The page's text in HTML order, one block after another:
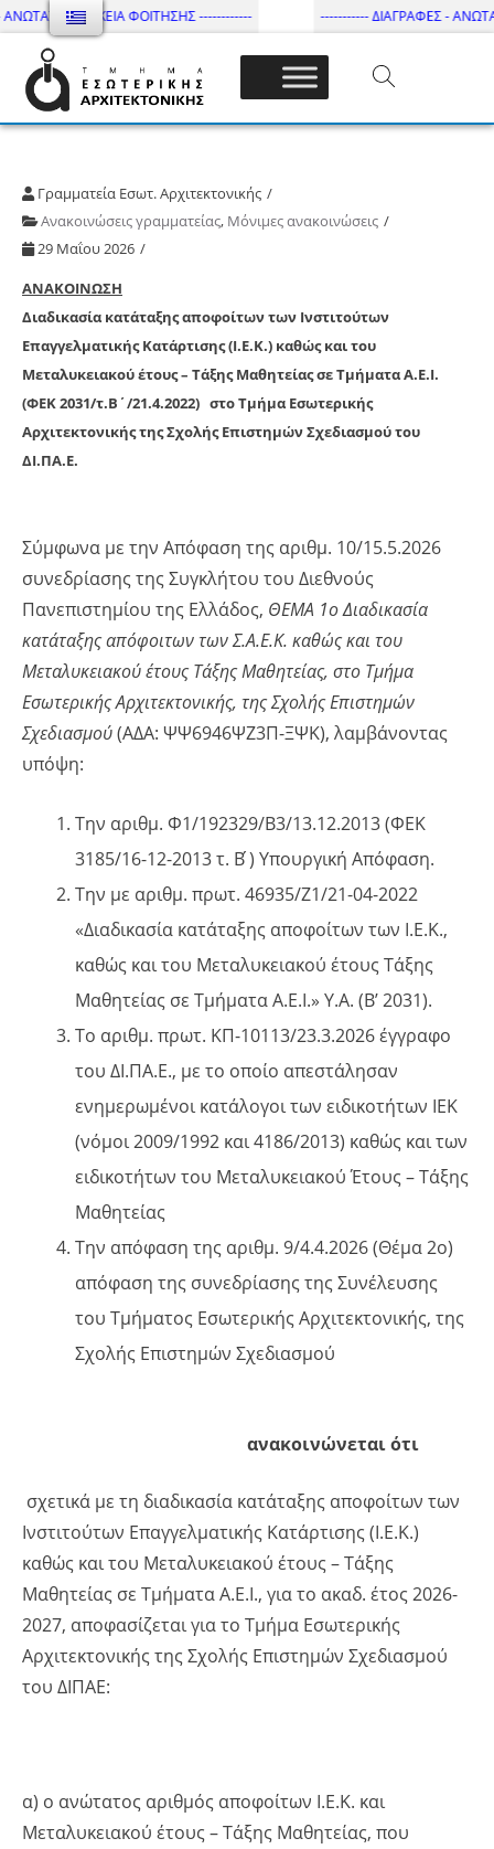
ΔΙΑΡΚΕΙΑ ΦΟΙΤΗΣΗΣ ------------ ----------- ΔΙΑΓΡΑΦΕΣ -
Τμήμα Εσωτ. Αρχιτεκτονικής – ΔΙ.ΠΑ.Ε
Γραμματεία Εσωτ. Αρχιτεκτονικής
Ανακοινώσεις γραμματείας, Μόνιμες ανακοινώσεις
29 Μαΐου 2026
ΑΝΑΚΟΙΝΩΣΗ
Διαδικασία κατάταξης αποφοίτων των Ινστιτούτων
Επαγγελματικής Κατάρτισης (Ι.Ε.Κ.) καθώς και του
Μεταλυκειακού έτους – Τάξης Μαθητείας σε Τμήματα Α.Ε.Ι.
(ΦΕΚ 2031/τ.Β΄/21.4.2022) στο Τμήμα Εσωτερικής
Αρχιτεκτονικής της Σχολής Επιστημών Σχεδιασμού του
ΔΙ.ΠΑ.Ε.
Σύμφωνα με την Απόφαση της αριθμ. 10/15.5.2026
συνεδρίασης της Συγκλήτου του Διεθνούς
Πανεπιστημίου της Ελλάδος, ΘΕΜΑ 1ο Διαδικασία
κατάταξης απόφοιτων των Σ.Α.Ε.Κ. καθώς και του
Μεταλυκειακού έτους Τάξης Μαθητείας, στο Τμήμα
Εσωτερικής Αρχιτεκτονικής, της Σχολής Επιστημών
Σχεδιασμού(ΑΔΑ: ΨΨ6946ΨΖ3Π-ΞΨΚ), λαμβάνοντας
υπόψη:
Την αριθμ. Φ1/192329/Β3/13.12.2013 (ΦΕΚ
3185/16-12-2013 τ. Β ́) Υπουργική Απόφαση.
Την με αριθμ. πρωτ. 46935/Z1/21-04-2022
«Διαδικασία κατάταξης αποφοίτων των Ι.Ε.Κ.,
καθώς και του Μεταλυκειακού έτους Τάξης
Μαθητείας σε Τμήματα Α.Ε.Ι.» Υ.Α. (B’ 2031).
Το αριθμ. πρωτ. ΚΠ-10113/23.3.2026 έγγραφο
του ΔΙ.ΠΑ.Ε., με το οποίο απεστάλησαν
ενημερωμένοι κατάλογοι των ειδικοτήτων ΙΕΚ
(νόμοι 2009/1992 και 4186/2013) καθώς και των
ειδικοτήτων του Μεταλυκειακού Έτους – Τάξης
Μαθητείας
Την απόφαση της αριθμ. 9/4.4.2026 (Θέμα 2ο)
απόφαση της συνεδρίασης της Συνέλευσης
του Τμήματος Εσωτερικής Αρχιτεκτονικής, της
Σχολής Επιστημών Σχεδιασμού
ανακοινώνεται ότι
σχετικά με τη διαδικασία κατάταξης αποφοίτων των
Ινστιτούτων Επαγγελματικής Κατάρτισης (Ι.Ε.Κ.)
καθώς και του Μεταλυκειακού έτους – Τάξης
Μαθητείας σε Τμήματα Α.Ε.Ι., για το ακαδ. έτος 2026-
2027, αποφασίζεται για το Τμήμα Εσωτερικής
Αρχιτεκτονικής της Σχολής Επιστημών Σχεδιασμού
του ΔΙΠΑΕ:
α) ο ανώτατος αριθμός αποφοίτων Ι.Ε.Κ. και
Μεταλυκειακού έτους – Τάξης Μαθητείας, που